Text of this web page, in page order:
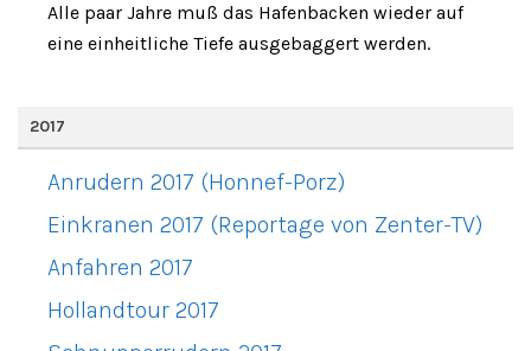
Alle paar Jahre muß das Hafenbacken wieder auf
eine einheitliche Tiefe ausgebaggert werden.
2017
Anrudern 2017 (Honnef-Porz)
Einkranen 2017 (Reportage von Zenter-TV)
Anfahren 2017
Hollandtour 2017